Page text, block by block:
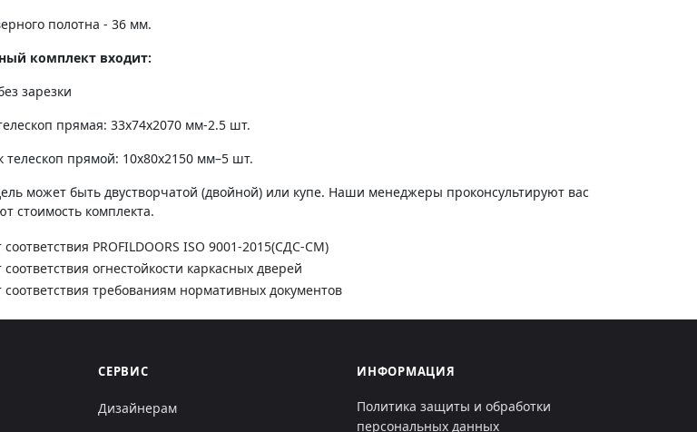
полотна - 36 мм.
комплект входит:
зарезки
прямая: 33х74х2070 мм-2.5 шт.
телескоп прямой: 10х80х2150 мм–5 шт.
может быть двустворчатой (двойной) или купе. Наши менеджеры проконсультируют вас
стоимость комплекта.
PROFILDOORS ISO 9001-2015(СДС-СМ)
огнестойкости каркасных дверей
соответствия требованиям нормативных документов
СЕРВИС
Дизайнерам
ИНФОРМАЦИЯ
Политика защиты и обработки
персональных данных